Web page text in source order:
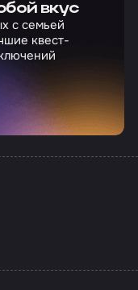
вкус
с семьей
квест-